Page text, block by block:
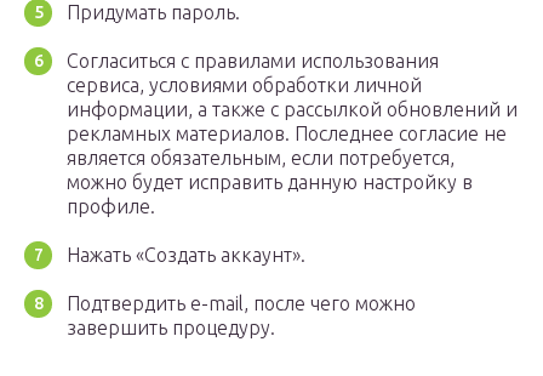
Придумать пароль.
Согласиться с правилами использования
сервиса, условиями обработки личной
информации, а также с рассылкой обновлений и
рекламных материалов. Последнее согласие не
является обязательным, если потребуется,
можно будет исправить данную настройку в
профиле.
Нажать «Создать аккаунт».
Подтвердить e-mail, после чего можно
завершить процедуру.